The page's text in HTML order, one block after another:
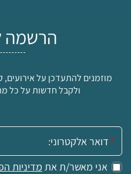
הרשמה
מוזמנים להתעדכן על אירועים,
ולקבל חדשות על כל
אימייל:
אני מאשר/ת את מדיניות